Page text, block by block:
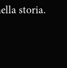
storia.